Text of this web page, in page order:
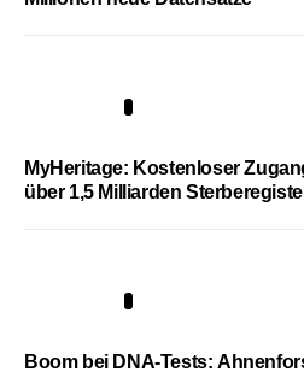
MyHeritage: Kostenloser
über 1,5 Milliarden
Boom bei DNA-Tests: